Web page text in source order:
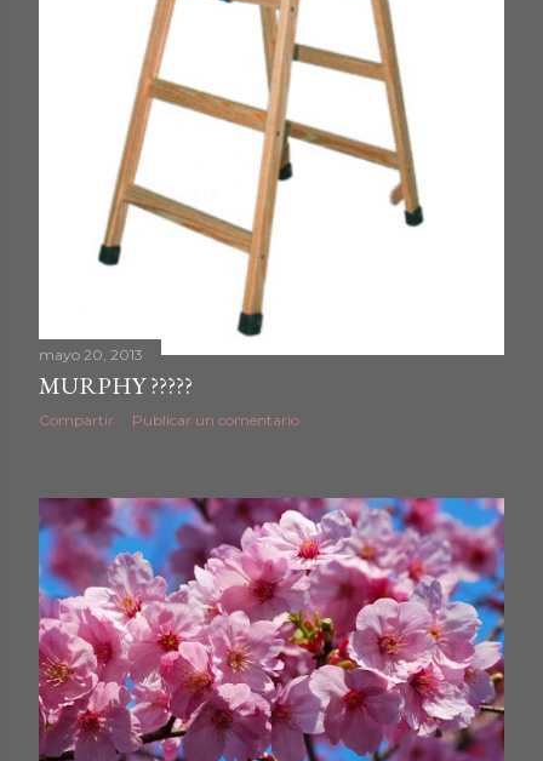
mayo 20, 2013
MURPHY ?????
Compartir Publicar un comentario